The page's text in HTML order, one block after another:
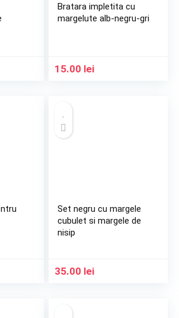
Bratara impletita cu
margelute alb-negru-gri
15.00 lei
Set negru cu margele
cubulet si margele de
nisip
35.00 lei